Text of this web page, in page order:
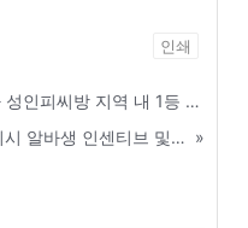
인쇄
텔레그램ID:KPU77 성피매니아 성인피씨방 지역 내 1등 매장들의 공통된 성공 비결 - 광주
텔레그램ID:KPU77 성피짱 성인피시 알바생 인센티브 및 보너스 지급 기준 - 공주
»